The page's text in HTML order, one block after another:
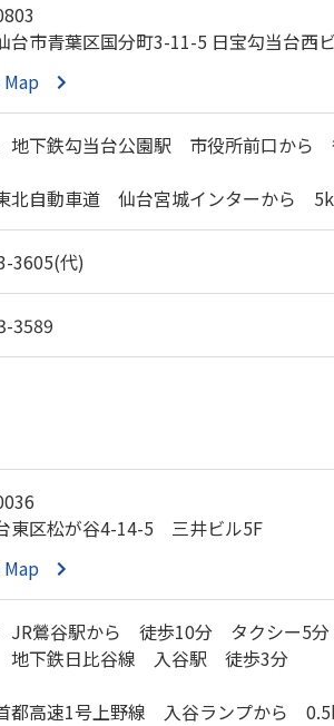
台市青葉区国分町3-11-5 日宝勾当台西
地下鉄勾当台公園駅 市役所前口から
北自動車道 仙台宮城インターから
3605(代)
3589
東区松が谷4-14-5 三井ビル5F
JR鶯谷駅から 徒歩10分 タクシー5分
地下鉄日比谷線 入谷駅 徒歩3分
都高速1号上野線 入谷ランプから